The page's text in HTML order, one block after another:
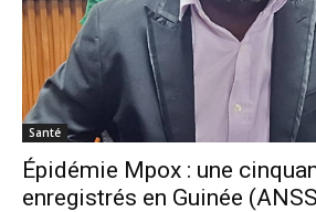
Santé
Épidémie Mpox : une
enregistrés en Guinée